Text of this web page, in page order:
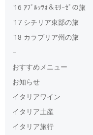
'16 ｱﾌﾞﾙｯﾂｫ＆ﾓﾘｰｾﾞの旅
'17 シチリア東部の旅
'18 カラブリア州の旅
–
おすすめメニュー
お知らせ
イタリアワイン
イタリア土産
イタリア旅行